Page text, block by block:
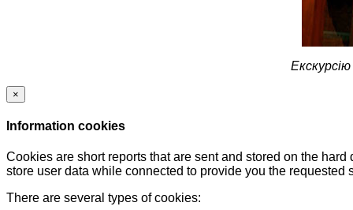
×
Information cookies
Cookies are short reports that are sent and stored on the
store user data while connected to provide you the
There are several types of cookies: